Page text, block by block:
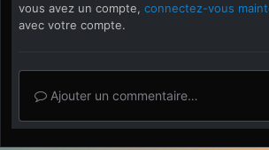
vous avez un compte, connectez-vous
avec votre compte.
Ajouter un commentaire…